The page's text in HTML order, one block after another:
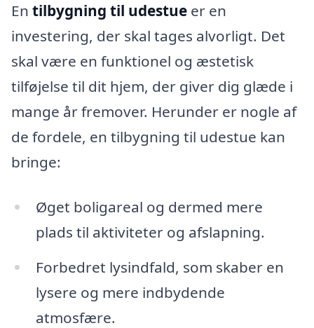
En tilbygning til udestue er en
investering, der skal tages alvorligt. Det
skal være en funktionel og æstetisk
tilføjelse til dit hjem, der giver dig glæde i
mange år fremover. Herunder er nogle af
de fordele, en tilbygning til udestue kan
bringe:
Øget boligareal og dermed mere
plads til aktiviteter og afslapning.
Forbedret lysindfald, som skaber en
lysere og mere indbydende
atmosfære.